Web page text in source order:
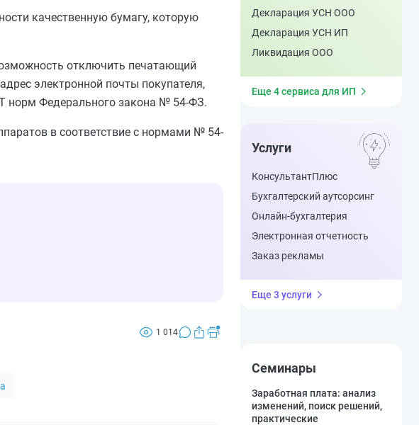
качественную бумагу, которую
отключить печатающий
электронной почты покупателя,
норм Федерального закона № 54-ФЗ.
в соответствие с нормами № 54-
1 014
Декларация УСН ООО
Декларация УСН ИП
Ликвидация ООО
Еще 4 сервиса для ИП
Услуги
КонсультантПлюс
Бухгалтерский аутсорсинг
Онлайн-бухгалтерия
Электронная отчетность
Заказ рекламы
Еще 3 услуги
Семинары
Заработная плата: анализ
изменений, поиск решений,
практические